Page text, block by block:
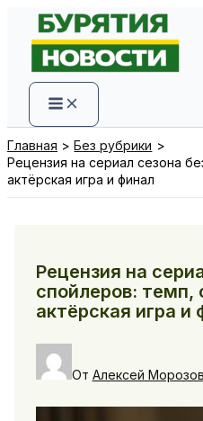
Перейти
содержимому
Главная
Без рубрики
Рецензия на сериал сезона
актёрская игра и финал
Рецензия на
спойлеров: темп,
актёрская игра и
От Алексей Морозов